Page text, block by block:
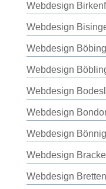
Webdesign
Webdesign
Webdesign
Webdesign
Webdesign
Webdesign
Webdesign
Webdesign
Webdesign Bretten